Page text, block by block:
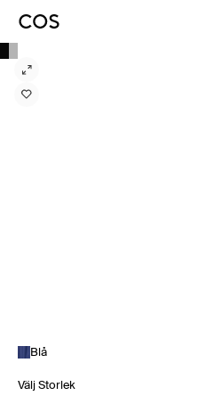
Blå
Välj Storlek